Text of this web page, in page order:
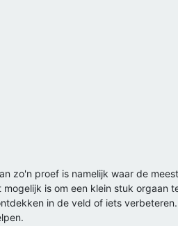
zo'n proef is namelijk waar de
is om een klein stuk orgaan
in de veld of iets